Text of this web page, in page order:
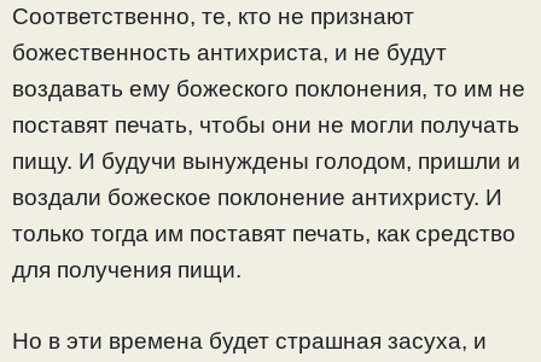
Соответственно, те, кто не признают
божественность антихриста, и не будут
воздавать ему божеского поклонения, то им не
поставят печать, чтобы они не могли получать
пищу. И будучи вынуждены голодом, пришли и
воздали божеское поклонение антихристу. И
только тогда им поставят печать, как средство
для получения пищи.
Но в эти времена будет страшная засуха, и